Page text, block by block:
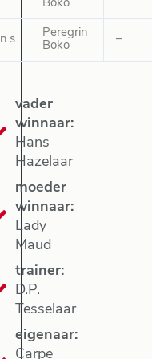
Boko
n.s.
Peregrin
Boko
–
vader
winnaar:
Hans
Hazelaar
moeder
winnaar:
Lady
Maud
trainer:
D.P.
Tesselaar
eigenaar:
Carpe